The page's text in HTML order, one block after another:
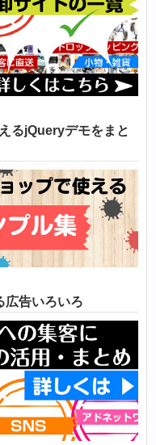
るjQueryデモをまと
広告いろいろ